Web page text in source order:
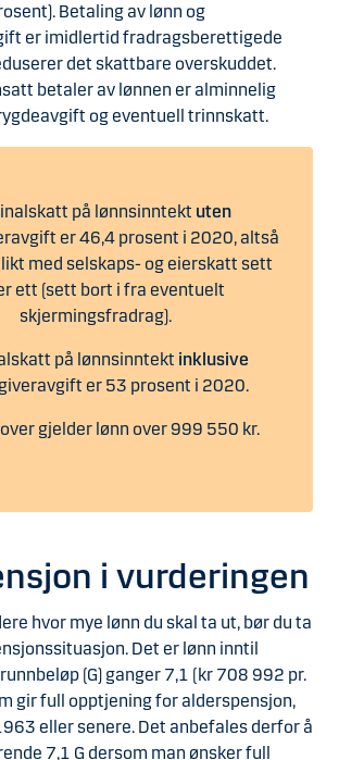
Betaling av lønn og
er imidlertid fradragsberettigede
det skattbare overskuddet.
betaler av lønnen er alminnelig
og eventuell trinnskatt.
på lønnsinntekt uten
er 46,4 prosent i 2020, altså
med selskaps- og eierskatt sett
ett (sett bort i fra eventuelt
skjermingsfradrag).
på lønnsinntekt inklusive
er 53 prosent i 2020.
gjelder lønn over 999 550 kr.
i vurderingen
hvor mye lønn du skal ta ut, bør du ta
Det er lønn inntil
(G) ganger 7,1 (kr 708 992 pr.
gir full opptjening for alderspensjon,
eller senere. Det anbefales derfor å
7,1 G dersom man ønsker full